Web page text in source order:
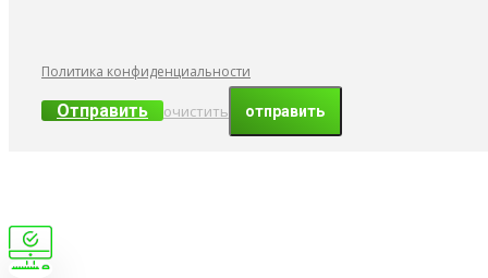
Политика конфиденциальности
Отправить очистить